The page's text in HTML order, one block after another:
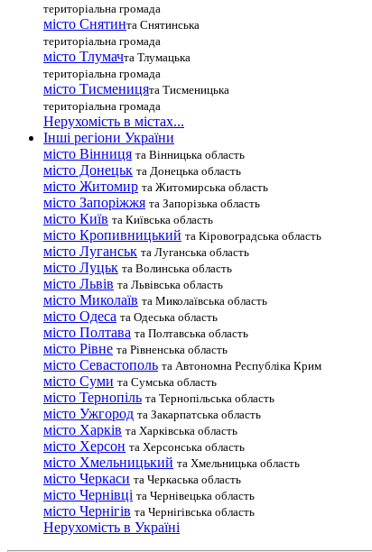
територіальна громада
місто Снятинта Снятинська
територіальна громада
місто Тлумачта Тлумацька
територіальна громада
місто Тисменицята Тисменицька
територіальна громада
Нерухомість в містах...
Інші регіони України
місто Вінниця та Вінницька область
місто Донецьк та Донецька область
місто Житомир та Житомирська область
місто Запоріжжя та Запорізька область
місто Київ та Київська область
місто Кропивницький та Кіровоградська область
місто Луганськ та Луганська область
місто Луцьк та Волинська область
місто Львів та Львівська область
місто Миколаїв та Миколаївська область
місто Одеса та Одеська область
місто Полтава та Полтавська область
місто Рівне та Рівненська область
місто Севастополь та Автономна Республіка Крим
місто Суми та Сумська область
місто Тернопіль та Тернопільська область
місто Ужгород та Закарпатська область
місто Харків та Харківська область
місто Херсон та Херсонська область
місто Хмельницький та Хмельницька область
місто Черкаси та Черкаська область
місто Чернівці та Чернівецька область
місто Чернігів та Чернігівська область
Нерухомість в Україні